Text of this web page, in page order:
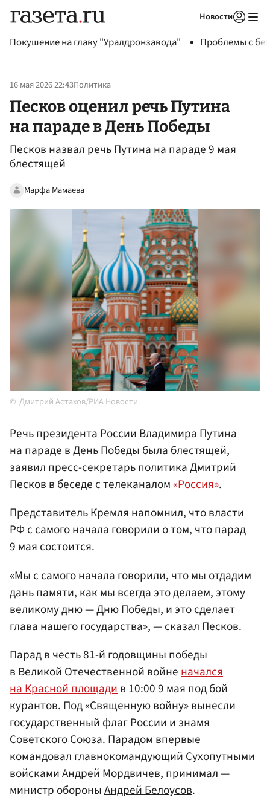
Новости
Покушение на главу "Уралдронзавода" Проблемы с
16 мая 2026 22:43Политика
Песков оценил речь Путина
на параде в День Победы
Песков назвал речь Путина на параде 9 мая
блестящей
Марфа Мамаева
Дмитрий Астахов/РИА Новости
Речь президента России ВладимираПутина
на параде в День Победы была блестящей,
заявил пресс-секретарь политика Дмитрий
Песковв беседе с телеканалом«Россия».
Представитель Кремля напомнил, что власти
РФс самого начала говорили о том, что парад
9 мая состоится.
«Мы с самого начала говорили, что мы отдадим
дань памяти, как мы всегда это делаем, этому
великому дню — Дню Победы, и это сделает
глава нашего государства», — сказал Песков.
Парад в честь 81-й годовщины победы
в Великой Отечественной войненачался
на Красной площадив 10:00 9 мая под бой
курантов. Под «Священную войну» вынесли
государственный флаг России и знамя
Советского Союза. Парадом впервые
командовал главнокомандующий Сухопутными
войскамиАндрей Мордвичев, принимал —
министр обороныАндрей Белоусов.